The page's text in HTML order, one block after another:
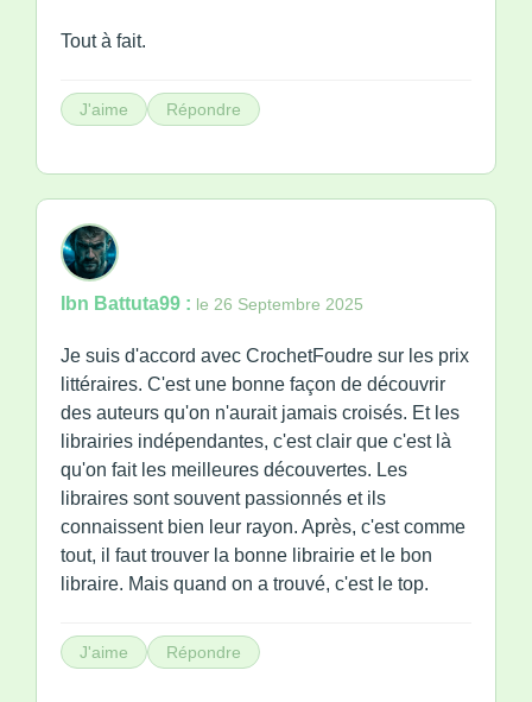
Tout à fait.
J'aime Répondre
Ibn Battuta99 : le 26 Septembre 2025
Je suis d'accord avec CrochetFoudre sur les prix
littéraires. C'est une bonne façon de découvrir
des auteurs qu'on n'aurait jamais croisés. Et les
librairies indépendantes, c'est clair que c'est là
qu'on fait les meilleures découvertes. Les
libraires sont souvent passionnés et ils
connaissent bien leur rayon. Après, c'est comme
tout, il faut trouver la bonne librairie et le bon
libraire. Mais quand on a trouvé, c'est le top.
J'aime Répondre